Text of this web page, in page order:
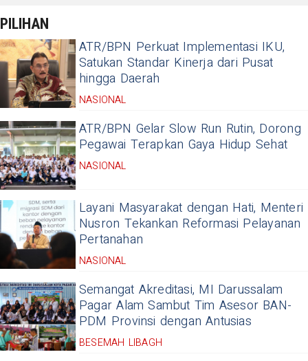
PILIHAN
ATR/BPN Perkuat Implementasi IKU,
Satukan Standar Kinerja dari Pusat
hingga Daerah
NASIONAL
ATR/BPN Gelar Slow Run Rutin, Dorong
Pegawai Terapkan Gaya Hidup Sehat
NASIONAL
Layani Masyarakat dengan Hati, Menteri
Nusron Tekankan Reformasi Pelayanan
Pertanahan
NASIONAL
Semangat Akreditasi, MI Darussalam
Pagar Alam Sambut Tim Asesor BAN-
PDM Provinsi dengan Antusias
BESEMAH LIBAGH